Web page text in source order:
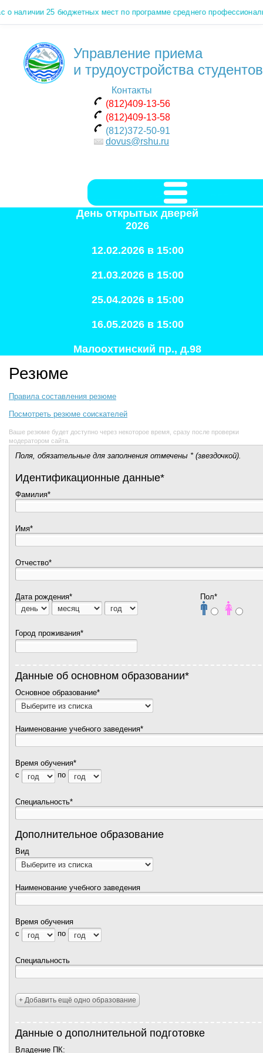
наличии 25 бюджетных мест по программе среднего
Управление приема
и трудоустройства студентов
Контакты
(812)409-13-56
(812)409-13-58
(812)372-50-91
dovus@rshu.ru
Резюме
Правила составления резюме
Посмотреть резюме соискателей
Ваше резюме будет доступно через некоторое время, сразу после проверки
модератором сайта.
Поля, обязательные для заполнения отмечены * (звездочкой).
Идентификационные данные*
Фамилия*
Имя*
Отчество*
Дата рождения* Пол*
Город проживания*
Данные об основном образовании*
Основное образование*
Наименование учебного заведения*
Время обучения*
с
по
Специальность*
Дополнительное образование
Вид
Наименование учебного заведения
Время обучения
с
по
Специальность
+ Добавить ещё одно образование
Данные о дополнительной подготовке
Владение ПК:
День открытых дверей
2026
12.02.2026 в 15:00
21.03.2026 в 15:00
25.04.2026 в 15:00
16.05.2026 в 15:00
Малоохтинский пр., д.98